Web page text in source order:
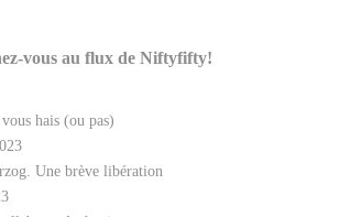
vous au flux de Niftyfifty!
hais (ou pas)
Une brève libération